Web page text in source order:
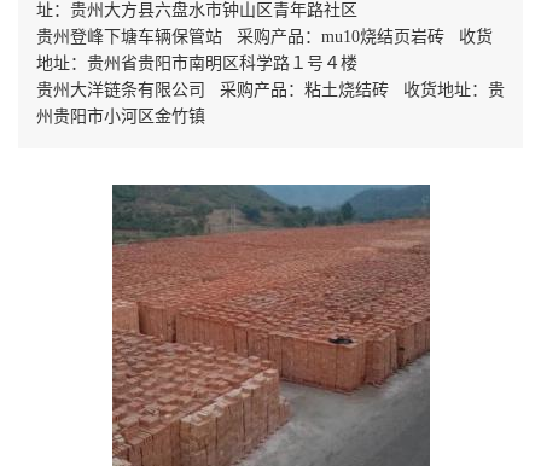
址：贵州大方县六盘水市钟山区青年路社区
贵州登峰下塘车辆保管站 采购产品：mu10烧结页岩砖 收货
地址：贵州省贵阳市南明区科学路１号４楼
贵州大洋链条有限公司 采购产品：粘土烧结砖 收货地址：贵
州贵阳市小河区金竹镇